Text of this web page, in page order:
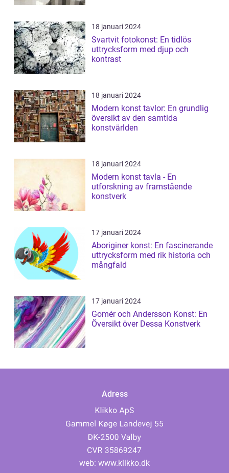
18 januari 2024
Svartvit fotokonst: En tidlös
uttrycksform med djup och
kontrast
18 januari 2024
Modern konst tavlor: En grundlig
översikt av den samtida
konstvärlden
18 januari 2024
Modern konst tavla - En
utforskning av framstående
konstverk
17 januari 2024
Aboriginer konst: En fascinerande
uttrycksform med rik historia och
mångfald
17 januari 2024
Gomér och Andersson Konst: En
Översikt över Dessa Konstverk
Adress
web: www.klikko.dk